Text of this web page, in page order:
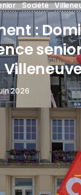
Société
:
2026